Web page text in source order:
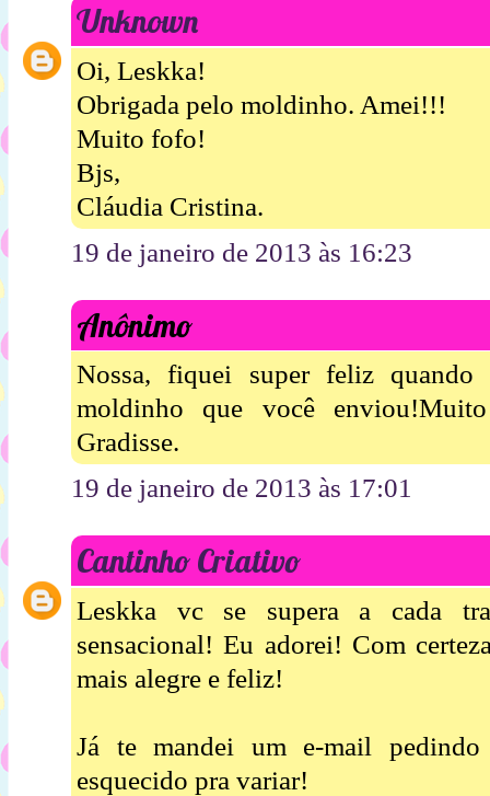
Unknown
Oi, Leskka!
Obrigada pelo moldinho. Amei!!!
Muito fofo!
Bjs,
Cláudia Cristina.
19 de janeiro de 2013 às 16:23
Anônimo
Nossa, fiquei super feliz
moldinho que você
Gradisse.
19 de janeiro de 2013 às 17:01
Cantinho Criativo
Leskka vc se supera a cada
sensacional! Eu adorei! Com
mais alegre e feliz!
Já te mandei um e-mail
esquecido pra variar!